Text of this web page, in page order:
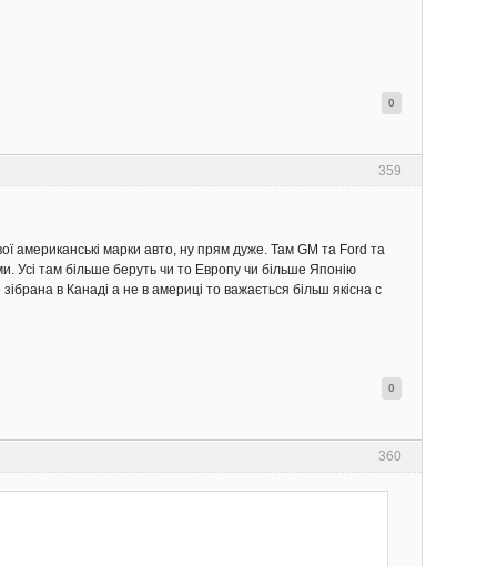
0
359
американські марки авто, ну прям дуже. Там GM та Ford та
Усі там більше беруть чи то Европу чи більше Японію
в Канаді а не в америці то важається більш якісна с
0
360